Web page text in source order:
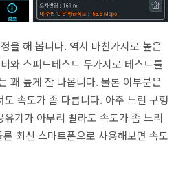
을 해 봅니다. 역시 마찬가지로 높은
와 스피드테스트 두가지로 테스트를
꽤 높게 잘 나옵니다. 물론 이부분은
속도가 좀 다릅니다. 아주 느린 구형
기가 아무리 빨라도 속도가 좀 느리
최신 스마트폰으로 사용해보면 속도